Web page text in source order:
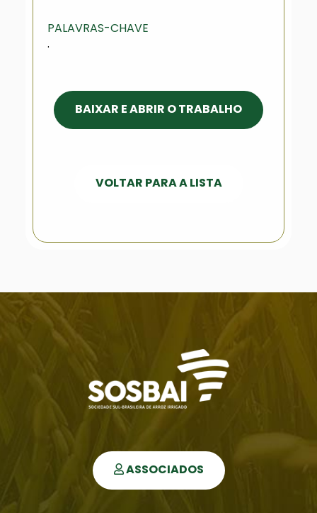
PALAVRAS-CHAVE
.
BAIXAR E ABRIR O TRABALHO
VOLTAR PARA A LISTA
ASSOCIADOS